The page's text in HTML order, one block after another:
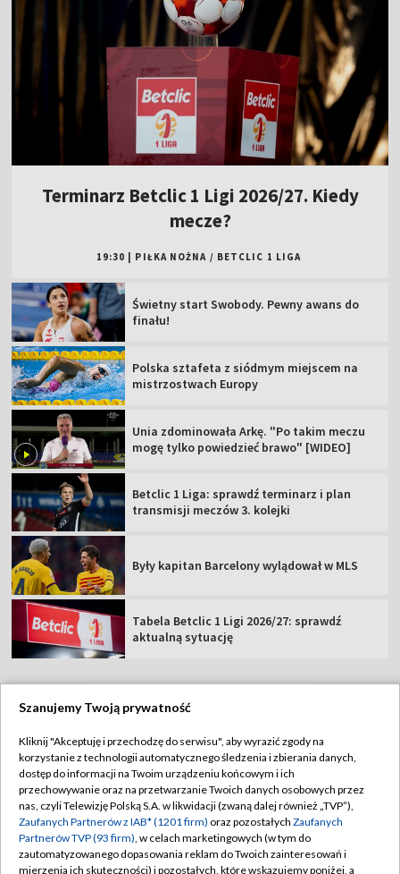
Terminarz Betclic 1 Ligi 2026/27. Kiedy
mecze?
19:30 PIŁKA NOŻNA / BETCLIC 1 LIGA
Świetny start Swobody. Pewny awans do
finału!
Polska sztafeta z siódmym miejscem na
mistrzostwach Europy
Unia zdominowała Arkę. "Po takim meczu
mogę tylko powiedzieć brawo" [WIDEO]
Betclic 1 Liga: sprawdź terminarz i plan
transmisji meczów 3. kolejki
Były kapitan Barcelony wylądował w MLS
Tabela Betclic 1 Ligi 2026/27: sprawdź
aktualną sytuację
Abonament TVP
Sklep TVP
Biuro Reklamy
Oferta Handlowa
Regulamin TVP
Polityka prywatności
Moje zgody
Biuro reklamy
Szanujemy Twoją prywatność
Kliknij "Akceptuję i przechodzę do serwisu", aby wyrazić zgody na
korzystanie z technologii automatycznego śledzenia i zbierania danych,
dostęp do informacji na Twoim urządzeniu końcowym i ich
przechowywanie oraz na przetwarzanie Twoich danych osobowych przez
nas, czyli Telewizję Polską S.A. w likwidacji (zwaną dalej również „TVP”),
Zaufanych Partnerów z IAB* (1201 firm) oraz pozostałych Zaufanych
Partnerów TVP (93 firm), w celach marketingowych (w tym do
zautomatyzowanego dopasowania reklam do Twoich zainteresowań i
mierzenia ich skuteczności) i pozostałych, które wskazujemy poniżej, a